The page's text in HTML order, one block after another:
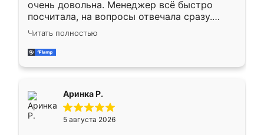
очень довольна. Менеджер всё быстро
посчитала, на вопросы отвечала сразу.
Замерщик приехал в субботу, подошёл к
делу со всей ответственностью. Собрали
за день, ребята работали аккуратно, даже
Читать полностью
Аринка Р.
5 августа 2026